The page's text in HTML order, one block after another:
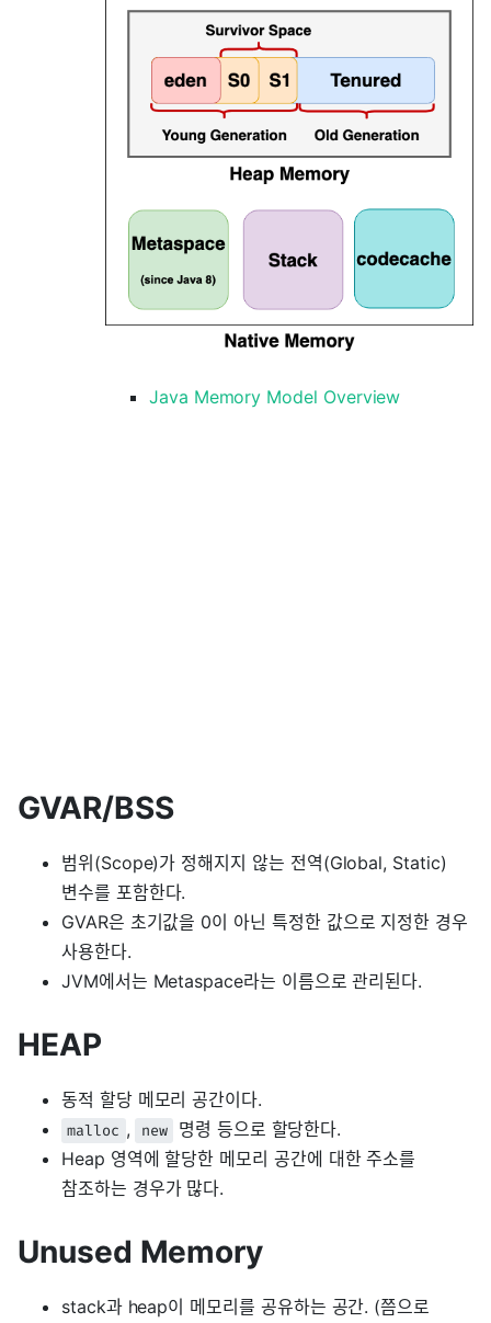
Java Memory Model Overview
GVAR/BSS
범위(Scope)가 정해지지 않는 전역(Global, Static)
변수를 포함한다.
GVAR은 초기값을 0이 아닌 특정한 값으로 지정한 경우
사용한다.
JVM에서는 Metaspace라는 이름으로 관리된다.
HEAP
동적 할당 메모리 공간이다.
malloc , new
명령 등으로 할당한다.
Heap 영역에 할당한 메모리 공간에 대한 주소를
참조하는 경우가 많다.
Unused Memory
stack과 heap이 메모리를 공유하는 공간. (쯤으로